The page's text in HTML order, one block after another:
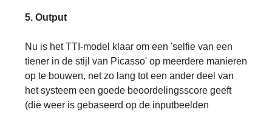
5. Output
Nu is het TTI-model klaar om een 'selfie van een
tiener in de stijl van Picasso' op meerdere manieren
op te bouwen, net zo lang tot een ander deel van
het systeem een goede beoordelingsscore geeft
(die weer is gebaseerd op de inputbeelden